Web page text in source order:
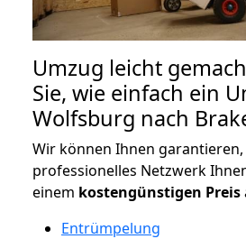
Umzug leicht
Sie, wie einfach ein
Wolfsburg nach
Wir können Ihnen
professionelles Netzwerk
einem kostengünstigen Preis
Entrümpelung